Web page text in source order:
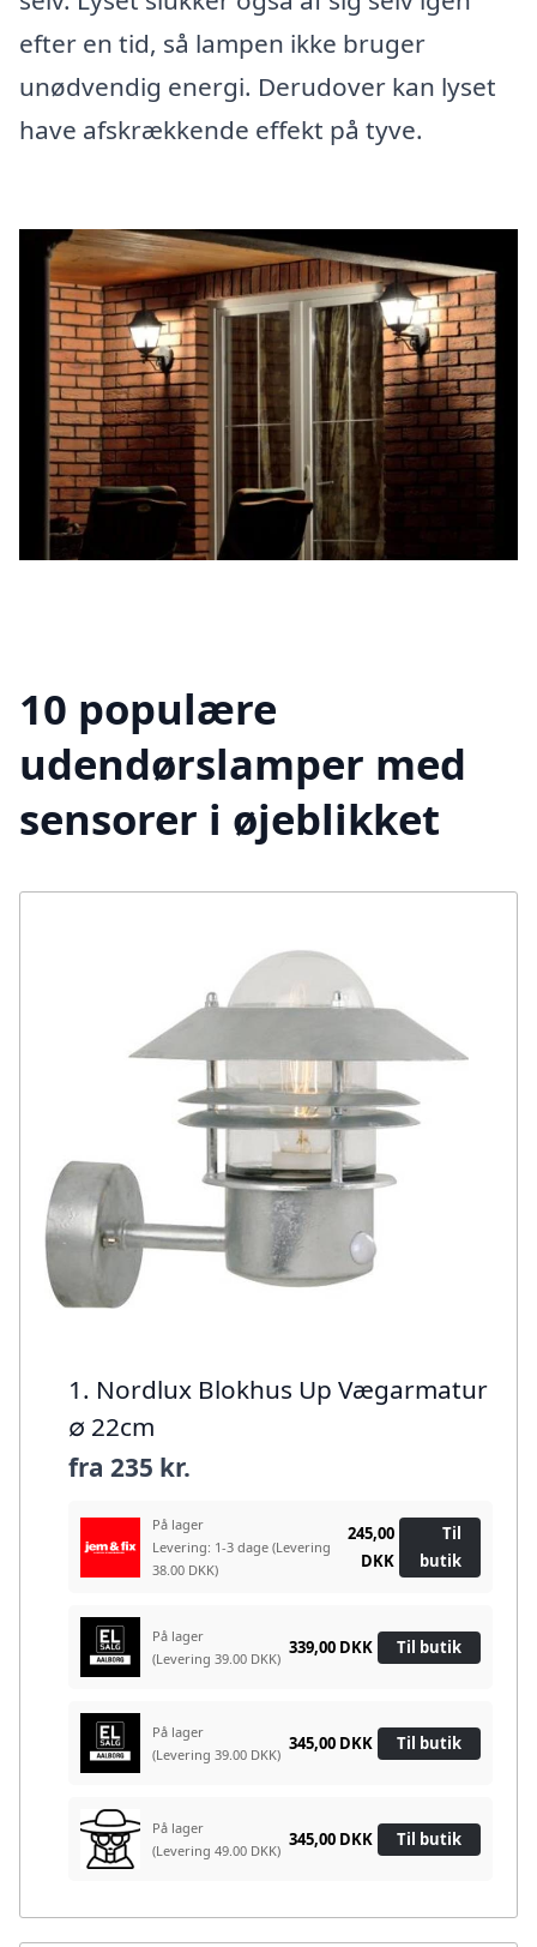
efter en tid, så lampen ikke bruger
unødvendig energi. Derudover kan lyset
have afskrækkende effekt på tyve.
10 populære
udendørslamper med
sensorer i øjeblikket
1. Nordlux Blokhus Up Vægarmatur
∅ 22cm
fra 235 kr.
På lager
Levering: 1-3 dage (Levering
38.00 DKK)
245,00
DKK
Til
butik
På lager
(Levering 39.00 DKK)
339,00 DKK Til butik
På lager
(Levering 39.00 DKK)
345,00 DKK Til butik
På lager
(Levering 49.00 DKK)
345,00 DKK Til butik